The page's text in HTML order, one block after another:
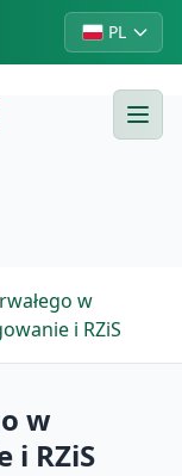
PL
w
i RZiS
w
i RZiS